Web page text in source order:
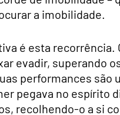
a imobilidade.
é esta
evadir, superando
performances
pegava no espírito
recolhendo-o a si